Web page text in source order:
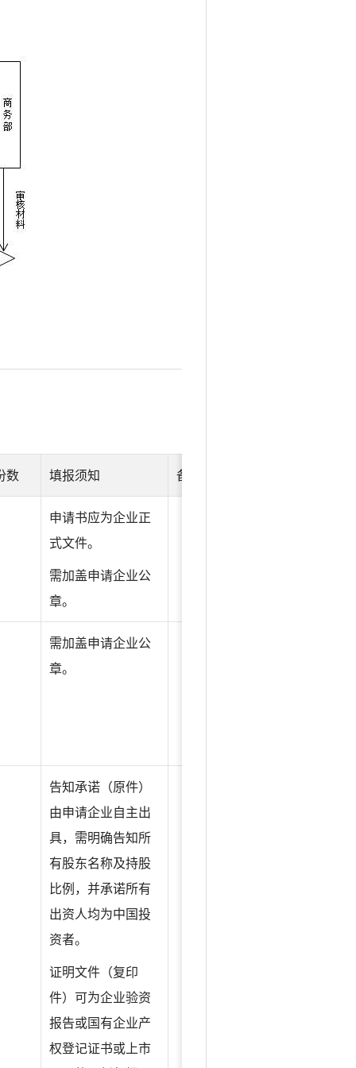
（2）环境管理体系应符合
管理体系要求及使用指南》
期合作协议；
数 填报须知 备注
申请书应为企业正
式文件。
需加盖申请企业公
章。
需加盖申请企业公
章。
告知承诺（原件）
由申请企业自主出
具，需明确告知所
有股东名称及持股
比例，并承诺所有
出资人均为中国投
资者。
证明文件（复印
件）可为企业验资
报告或国有企业产
权登记证书或上市